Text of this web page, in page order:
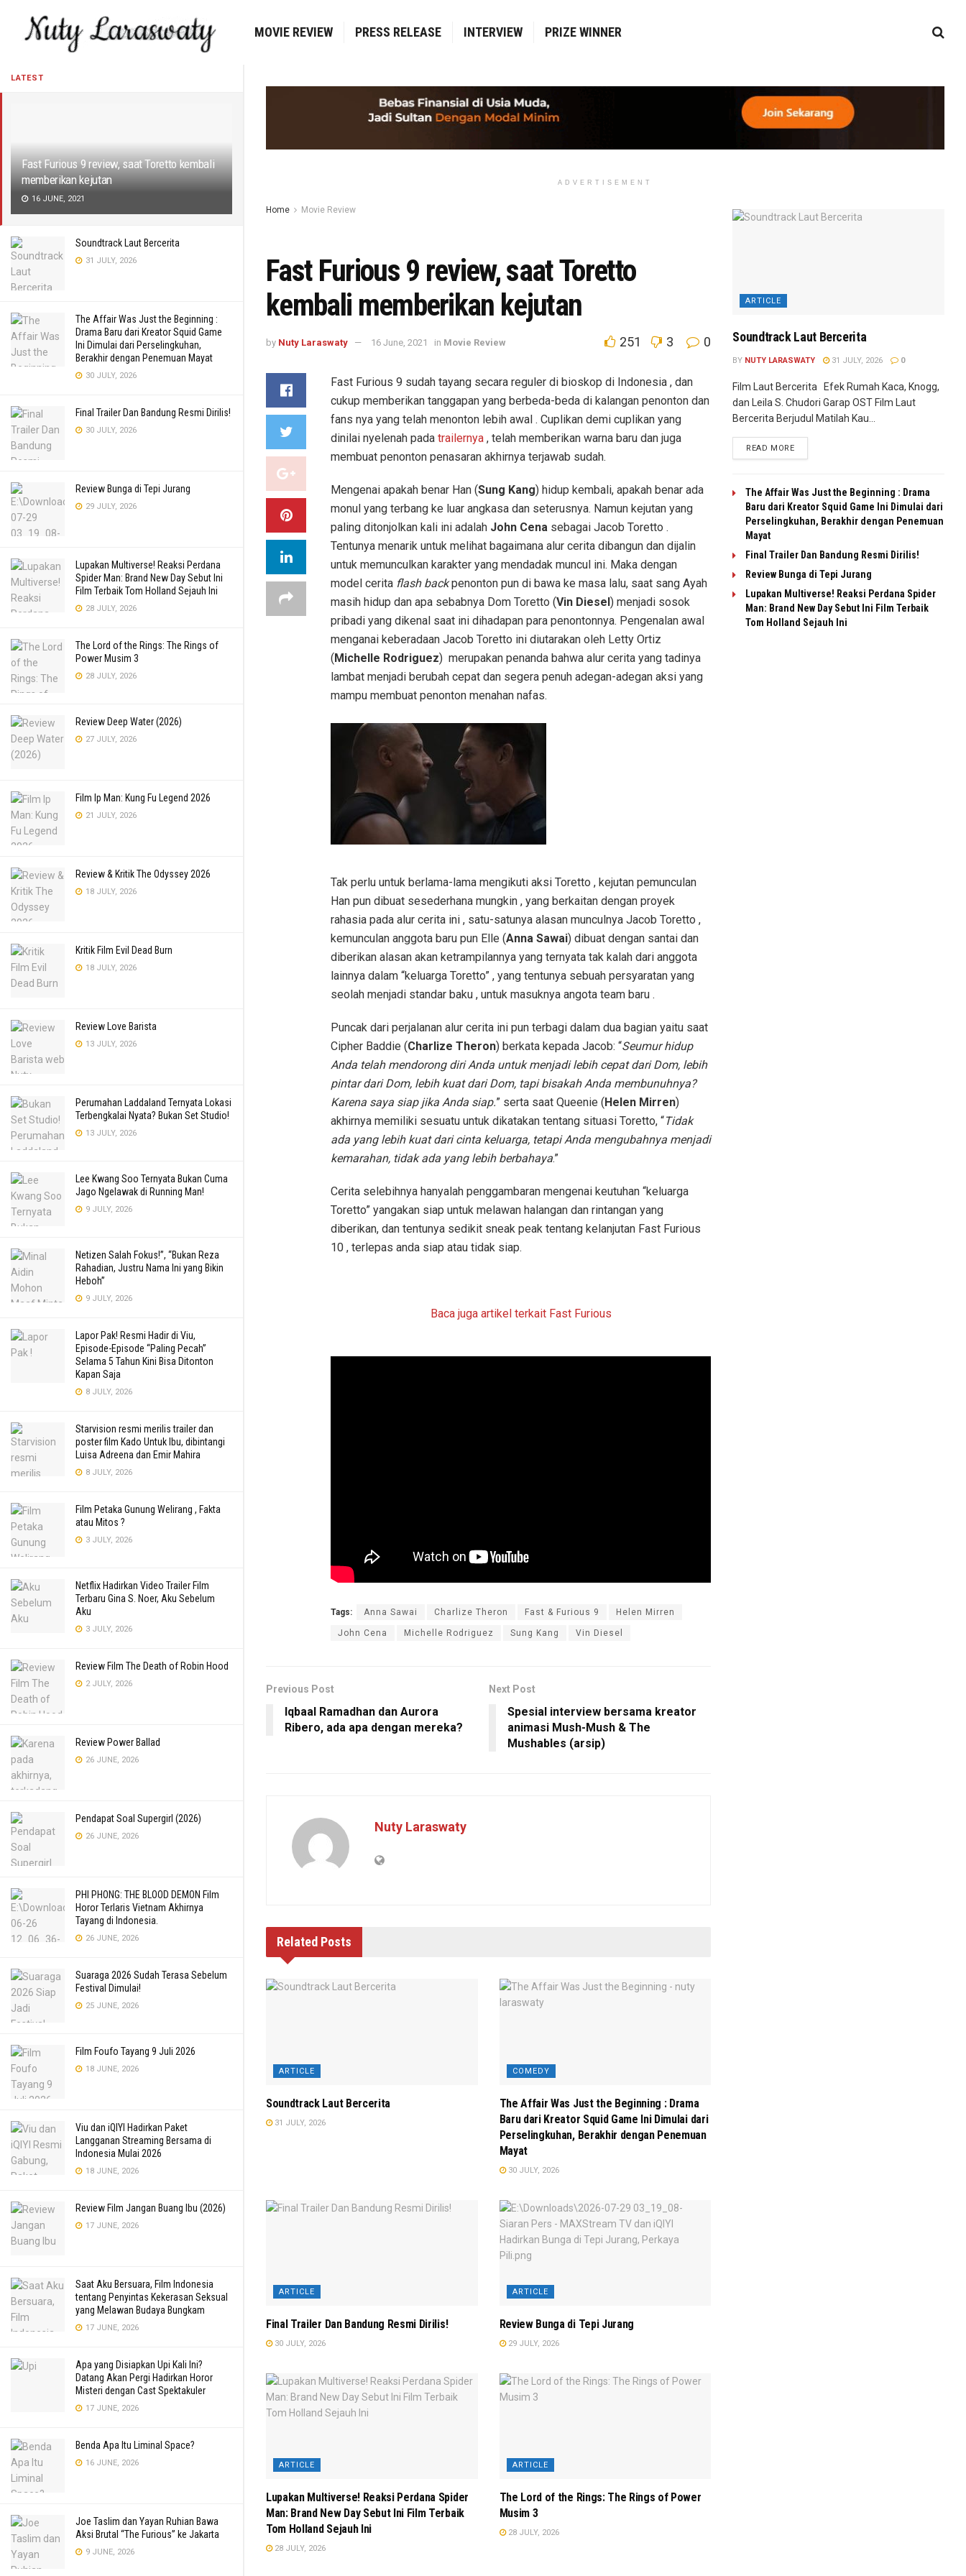
LATEST
Fast Furious 9 review, saat Toretto kembali
memberikan kejutan
16 JUNE, 2021
Soundtrack Laut Bercerita
31 JULY, 2026
The Affair Was Just the Beginning :
Drama Baru dari Kreator Squid Game
Ini Dimulai dari Perselingkuhan,
Berakhir dengan Penemuan Mayat
30 JULY, 2026
Final Trailer Dan Bandung Resmi Dirilis!
30 JULY, 2026
Review Bunga di Tepi Jurang
29 JULY, 2026
Lupakan Multiverse! Reaksi Perdana
Spider Man: Brand New Day Sebut Ini
Film Terbaik Tom Holland Sejauh Ini
28 JULY, 2026
The Lord of the Rings: The Rings of
Power Musim 3
28 JULY, 2026
Review Deep Water (2026)
27 JULY, 2026
Film Ip Man: Kung Fu Legend 2026
21 JULY, 2026
Review & Kritik The Odyssey 2026
18 JULY, 2026
Kritik Film Evil Dead Burn
18 JULY, 2026
Review Love Barista
13 JULY, 2026
Perumahan Laddaland Ternyata Lokasi
Terbengkalai Nyata? Bukan Set Studio!
13 JULY, 2026
Lee Kwang Soo Ternyata Bukan Cuma
Jago Ngelawak di Running Man!
9 JULY, 2026
Netizen Salah Fokus!”, “Bukan Reza
Rahadian, Justru Nama Ini yang Bikin
Heboh”
9 JULY, 2026
Lapor Pak! Resmi Hadir di Viu,
Episode-Episode “Paling Pecah”
Selama 5 Tahun Kini Bisa Ditonton
Kapan Saja
8 JULY, 2026
Starvision resmi merilis trailer dan
poster film Kado Untuk Ibu, dibintangi
Luisa Adreena dan Emir Mahira
8 JULY, 2026
Film Petaka Gunung Welirang , Fakta
atau Mitos ?
3 JULY, 2026
Netflix Hadirkan Video Trailer Film
Terbaru Gina S. Noer, Aku Sebelum
Aku
3 JULY, 2026
Review Film The Death of Robin Hood
2 JULY, 2026
Review Power Ballad
26 JUNE, 2026
Pendapat Soal Supergirl (2026)
26 JUNE, 2026
PHI PHONG: THE BLOOD DEMON Film
Horor Terlaris Vietnam Akhirnya
Tayang di Indonesia.
26 JUNE, 2026
Suaraga 2026 Sudah Terasa Sebelum
Festival Dimulai!
25 JUNE, 2026
Film Foufo Tayang 9 Juli 2026
18 JUNE, 2026
Viu dan iQIYI Hadirkan Paket
Langganan Streaming Bersama di
Indonesia Mulai 2026
18 JUNE, 2026
Review Film Jangan Buang Ibu (2026)
17 JUNE, 2026
Saat Aku Bersuara, Film Indonesia
tentang Penyintas Kekerasan Seksual
yang Melawan Budaya Bungkam
17 JUNE, 2026
Apa yang Disiapkan Upi Kali Ini?
Datang Akan Pergi Hadirkan Horor
Misteri dengan Cast Spektakuler
17 JUNE, 2026
Benda Apa Itu Liminal Space?
16 JUNE, 2026
Joe Taslim dan Yayan Ruhian Bawa
Aksi Brutal “The Furious” ke Jakarta
9 JUNE, 2026
MOVIE REVIEW PRESS RELEASE INTERVIEW PRIZE WINNER
ADVERTISEMENT
Home Movie Review
Fast Furious 9 review, saat Toretto
kembali memberikan kejutan
by Nuty Laraswaty 16 June, 2021 in Movie Review 251 3 0
Fast Furious 9 sudah tayang secara reguler di bioskop di Indonesia , dan
cukup memberikan tanggapan yang berbeda-beda di kalangan penonton dan
fans nya yang telah menonton lebih awal . Cuplikan demi cuplikan yang
dinilai nyelenah pada trailernya , telah memberikan warna baru dan juga
membuat penonton penasaran akhirnya terjawab sudah.
Mengenai apakah benar Han (Sung Kang) hidup kembali, apakah benar ada
monul yang terbang ke luar angkasa dan seterusnya. Namun kejutan yang
paling ditonjolkan kali ini adalah John Cena sebagai Jacob Toretto .
Tentunya menarik untuk melihat bagaimana alur cerita dibangun dan dijalin
untuk memunculkan karakter yang mendadak muncul ini. Maka dengan
model cerita flash backpenonton pun di bawa ke masa lalu, saat sang Ayah
masih hidup dan apa sebabnya Dom Toretto (Vin Diesel ) menjadi sosok
pribadi yang dikenal saat ini dihadapan para penontonnya. Pengenalan awal
menganai keberadaan Jacob Toretto ini diutarakan oleh Letty Ortiz
( Michelle Rodriguez) merupakan penanda bahwa alur cerita yang tadinya
lambat menjadi berubah cepat dan segera penuh adegan-adegan aksi yang
mampu membuat penonton menahan nafas.
Tak perlu untuk berlama-lama mengikuti aksi Toretto , kejutan pemunculan
Han pun dibuat sesederhana mungkin , yang berkaitan dengan proyek
rahasia pada alur cerita ini , satu-satunya alasan munculnya Jacob Toretto ,
kemunculan anggota baru pun Elle (Anna Sawai) dibuat dengan santai dan
diberikan alasan akan ketrampilannya yang ternyata tak kalah dari anggota
lainnya dalam “keluarga Toretto” , yang tentunya sebuah persyaratan yang
seolah menjadi standar baku , untuk masuknya angota team baru .
Puncak dari perjalanan alur cerita ini pun terbagi dalam dua bagian yaitu saat
Cipher Baddie (Charlize Theron) berkata kepada Jacob: “Seumur hidup
Anda telah mendorong diri Anda untuk menjadi lebih cepat dari Dom, lebih
pintar dari Dom, lebih kuat dari Dom, tapi bisakah Anda membunuhnya?
Karena saya siap jika Anda siap.” serta saat Queenie ( Helen Mirren)
akhirnya memiliki sesuatu untuk dikatakan tentang situasi Toretto, “Tidak
ada yang lebih kuat dari cinta keluarga, tetapi Anda mengubahnya menjadi
kemarahan, tidak ada yang lebih berbahaya.”
Cerita selebihnya hanyalah penggambaran mengenai keutuhan “keluarga
Toretto” yangakan siap untuk melawan halangan dan rintangan yang
diberikan, dan tentunya sedikit sneak peak tentang kelanjutan Fast Furious
10 , terlepas anda siap atau tidak siap.
Baca juga artikel terkait Fast Furious
Tags: Anna Sawai Charlize Theron Fast & Furious 9 Helen Mirren
John Cena Michelle Rodriguez Sung Kang Vin Diesel
Previous Post
Iqbaal Ramadhan dan Aurora
Ribero, ada apa dengan mereka?
Next Post
Spesial interview bersama kreator
animasi Mush-Mush & The
Mushables (arsip)
Nuty Laraswaty
Related Posts
ARTICLE
Soundtrack Laut Bercerita
31 JULY, 2026
COMEDY
The Affair Was Just the Beginning : Drama
Baru dari Kreator Squid Game Ini Dimulai dari
Perselingkuhan, Berakhir dengan Penemuan
Mayat
30 JULY, 2026
ARTICLE
Final Trailer Dan Bandung Resmi Dirilis!
30 JULY, 2026
ARTICLE
Review Bunga di Tepi Jurang
29 JULY, 2026
ARTICLE
Lupakan Multiverse! Reaksi Perdana Spider
Man: Brand New Day Sebut Ini Film Terbaik
Tom Holland Sejauh Ini
28 JULY, 2026
ARTICLE
The Lord of the Rings: The Rings of Power
Musim 3
28 JULY, 2026
ARTICLE
Soundtrack Laut Bercerita
BY NUTY LARASWATY 31 JULY, 2026 0
Film Laut Bercerita Efek Rumah Kaca, Knogg,
dan Leila S. Chudori Garap OST Film Laut
Bercerita Berjudul Matilah Kau...
READ MORE
The Affair Was Just the Beginning : Drama
Baru dari Kreator Squid Game Ini Dimulai dari
Perselingkuhan, Berakhir dengan Penemuan
Mayat
Final Trailer Dan Bandung Resmi Dirilis!
Review Bunga di Tepi Jurang
Lupakan Multiverse! Reaksi Perdana Spider
Man: Brand New Day Sebut Ini Film Terbaik
Tom Holland Sejauh Ini